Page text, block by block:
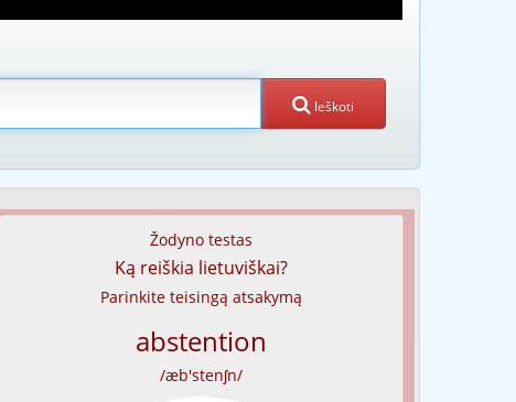
Ieškoti
Žodyno testas
Ką reiškia lietuviškai?
Parinkite teisingą atsakymą
abstention
/æb'stenʃn/